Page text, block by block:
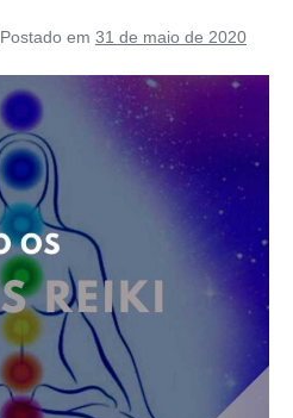
Postado em 31 de maio de 2020